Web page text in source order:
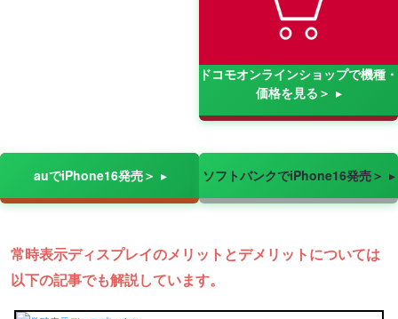
ドコモオンラインショップで機種・
価格を見る＞
auでiPhone16発売＞ ソフトバンクでiPhone16発売＞
常時表示ディスプレイのメリットとデメリットについては
以下の記事でも解説しています。